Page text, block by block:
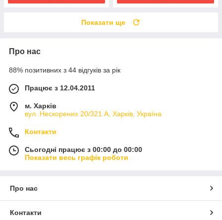
Показати ще
Про нас
88% позитивних з 44 відгуків за рік
Працює з 12.04.2011
м. Харків
вул. Нескорених 20/321 А, Харків, Україна
Контакти
Сьогодні працює з 00:00 до 00:00
Показати весь графік роботи
Про нас
Контакти